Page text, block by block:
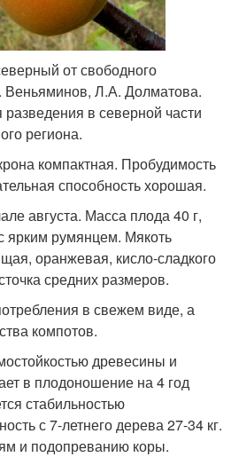
от свободного
Л.А. Долматова.
в северной части
региона.
компактная. Пробудимость
способность хорошая.
августа. Масса плода 40 г,
ярким румянцем. Мякоть
оранжевая, кисло-сладкого
средних размеров.
в свежем виде, а
компотов.
древесины и
в плодоношение на 4 год
стабильностью
с 7-летнего дерева 27-34 кг.
и подопреванию коры.